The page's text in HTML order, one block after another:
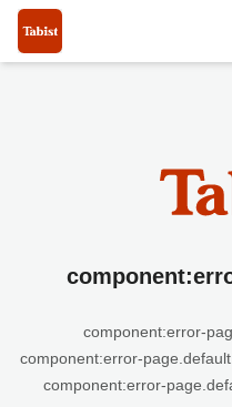
component:error-
component:error-
component:error-